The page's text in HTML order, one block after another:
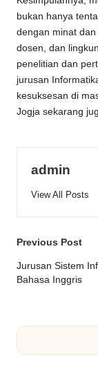
bukan hanya
dengan minat
dosen, dan
penelitian dan
jurusan
kesuksesan di
Jogja sekarang
admin
View All Posts
Post
Previous Post
Jurusan Sistem
Bahasa Inggris